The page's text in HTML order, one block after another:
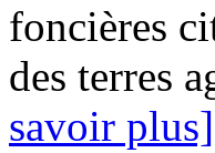
foncières
des terres
savoir plus]